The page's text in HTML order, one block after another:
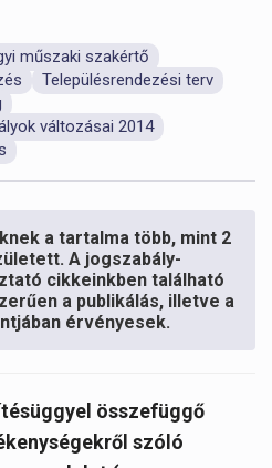
műszaki szakértő
Településrendezési terv
változásai 2014
a tartalma több, mint 2
A jogszabály-
cikkeinkben található
a publikálás, illetve a
érvényesek.
összefüggő
szóló